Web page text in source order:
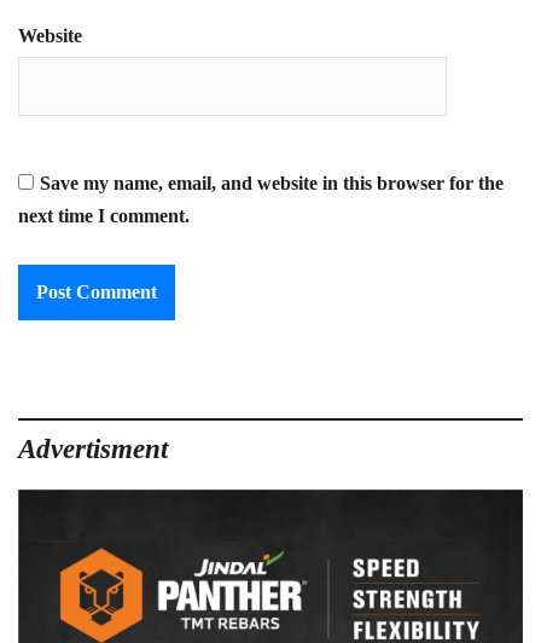
Website
Save my name, email, and website in this browser for the
next time I comment.
Advertisment